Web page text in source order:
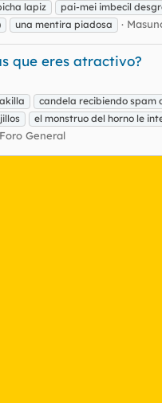
lapiz
pai-mei imbecil
una mentira piadosa
que eres atractivo?
candela recibiendo spam
el monstruo del horno le
Foro General